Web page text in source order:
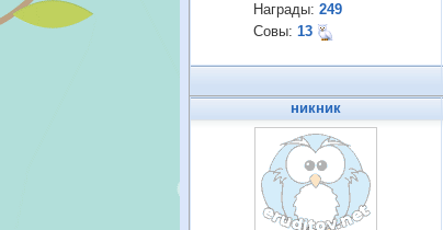
Награды: 249
Совы: 13
никник